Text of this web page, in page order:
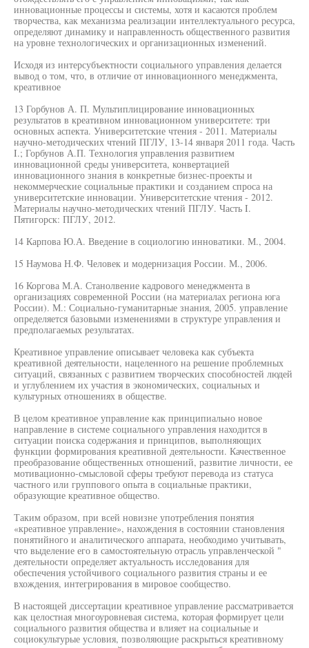
инновационные процессы и системы, хотя и касаются проблем
творчества, как механизма реализации интеллектуального ресурса,
определяют динамику и направленность общественного развития
на уровне технологических и организационных изменений.
Исходя из интерсубъектности социального управления делается
вывод о том, что, в отличие от инновационного менеджмента,
креативное
13 Горбунов А. П. Мультиплицирование инновационных
результатов в креативном инновационном университете: три
основных аспекта. Университетские чтения - 2011. Материалы
научно-методических чтений ПГЛУ, 13-14 января 2011 года. Часть
I.; Горбунов А.П. Технология управления развитием
инновационной среды университета, конвертацией
инновационного знания в конкретные бизнес-проекты и
некоммерческие социальные практики и созданием спроса на
университетские инновации. Университетские чтения - 2012.
Материалы научно-методических чтений ПГЛУ. Часть I.
Пятигорск: ПГЛУ, 2012.
14 Карпова Ю.А. Введение в социологию инноватики. М., 2004.
15 Наумова Н.Ф. Человек и модернизация России. М., 2006.
16 Коргова М.А. Станолвение кадрового менеджмента в
организациях современной России (на материалах региона юга
России). М.: Социально-гуманитарные знания, 2005. управление
определяется базовыми изменениями в структуре управления и
предполагаемых результатах.
Креативное управление описывает человека как субъекта
креативной деятельности, нацеленного на решение проблемных
ситуаций, связанных с развитием творческих способностей людей
и углублением их участия в экономических, социальных и
культурных отношениях в обществе.
В целом креативное управление как принципиально новое
направление в системе социального управления находится в
ситуации поиска содержания и принципов, выполняющих
функции формирования креативной деятельности. Качественное
преобразование общественных отношений, развитие личности, ее
мотивационно-смысловой сферы требуют перевода из статуса
частного или группового опыта в социальные практики,
образующие креативное общество.
Таким образом, при всей новизне употребления понятия
«креативное управление», нахождения в состоянии становления
понятийного и аналитического аппарата, необходимо учитывать,
что выделение его в самостоятельную отрасль управленческой "
деятельности определяет актуальность исследования для
обеспечения устойчивого социального развития страны и ее
вхождения, интегрирования в мировое сообщество.
В настоящей диссертации креативное управление рассматривается
как целостная многоуровневая система, которая формирует цели
социального развития общества и влияет на социальные и
социокультурые условия, позволяющие раскрыться креативному